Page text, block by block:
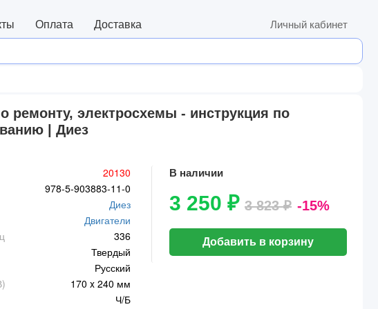
Оплата Доставка Личный кабинет
ремонту, электросхемы - инструкция по
| Диез
20130
978-5-903883-11-0
Диез
Двигатели
336
Твердый
Русский
170 x 240 мм
Ч/Б
В наличии
3 250 ₽3 823 ₽ -15%
Добавить в корзину